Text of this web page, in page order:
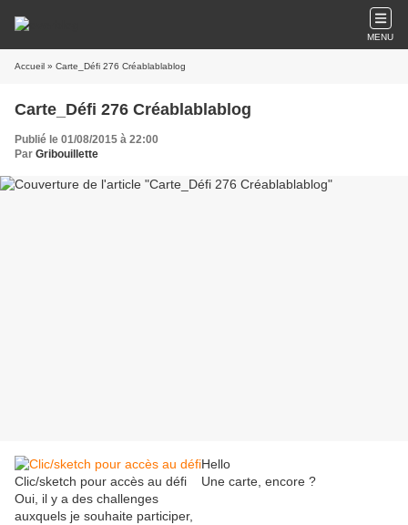
MENU
Accueil » Carte_Défi 276 Créablablablog
Carte_Défi 276 Créablablablog
Publié le 01/08/2015 à 22:00
Par Gribouillette
Clic/sketch pour accès au défi
Hello
Une carte, encore ?
Oui, il y a des challenges
auxquels je souhaite participer,